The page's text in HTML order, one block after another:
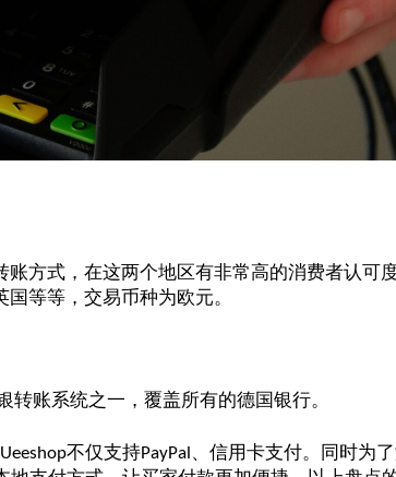
方式，在这两个地区有非常高的消费者认可
等等，交易币种为欧元。
账系统之一，覆盖所有的德国银行。
Ueeshop不仅支持PayPal 、信用卡支付。同时为